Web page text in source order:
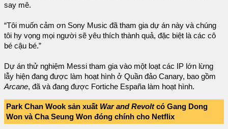
say mê.
“Tôi muốn cảm ơn Sony Music đã tham gia dự án này và chúng
tôi hy vọng mọi người sẽ yêu thích thành quả, đặc biệt là các cô
bé cậu bé.”
Dự án thử nghiệm Messi tham gia vào một loạt các IP lớn lừng
lẫy hiện đang được làm hoạt hình ở Quần đảo Canary, bao gồm
Arcane, đã và đang được Fortiche España làm hoạt hình.
Park Chan Wook sản xuất War and Revoltcó Gang Dong
Won và Cha Seung Won đóng chính cho Netflix